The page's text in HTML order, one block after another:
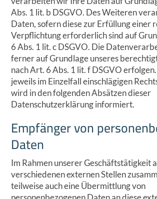
Abs. 1 lit. b DSGVO. Des Weiteren
Daten, sofern diese zur Erfüllung einer
Verpflichtung erforderlich sind auf
6 Abs. 1 lit. c DSGVO. Die
ferner auf Grundlage unseres
nach Art. 6 Abs. 1 lit. f DSGVO
jeweils im Einzelfall einschlägigen
wird in den folgenden Absätzen dieser
Datenschutzerklärung informiert.
Empfänger von
Daten
Im Rahmen unserer Geschäftstätigkeit
verschiedenen externen Stellen
teilweise auch eine Übermittlung von